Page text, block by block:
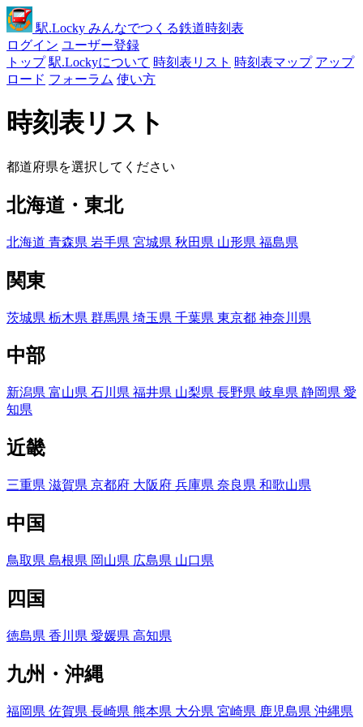
駅.Locky みんなでつくる鉄道時刻表
ログイン ユーザー登録
トップ 駅.Lockyについて 時刻表リスト 時刻表マップ アップ
ロード フォーラム 使い方
時刻表リスト
都道府県を選択してください
北海道・東北
北海道 青森県 岩手県 宮城県 秋田県 山形県 福島県
関東
茨城県 栃木県 群馬県 埼玉県 千葉県 東京都 神奈川県
中部
新潟県 富山県 石川県 福井県 山梨県 長野県 岐阜県 静岡県 愛
知県
近畿
三重県 滋賀県 京都府 大阪府 兵庫県 奈良県 和歌山県
中国
鳥取県 島根県 岡山県 広島県 山口県
四国
徳島県 香川県 愛媛県 高知県
九州・沖縄
福岡県 佐賀県 長崎県 熊本県 大分県 宮崎県 鹿児島県 沖縄県